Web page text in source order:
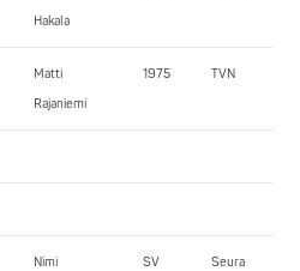
Hakala
Matti
Rajaniemi
1975 TVN
Nimi SV Seura